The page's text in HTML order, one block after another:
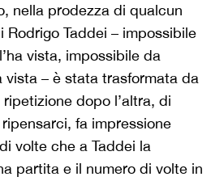
nella prodezza di qualcun
Taddei – impossibile
vista, impossibile da
vista – è stata trasformata da
dopo l’altra, di
fa impressione
volte che a Taddei la
partita e il numero di volte in